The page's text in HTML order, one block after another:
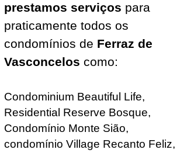
prestamos serviços para
praticamente todos os
condomínios de Ferraz de
Vasconcelos como:
Condominium Beautiful Life,
Residential Reserve Bosque,
Condomínio Monte Sião,
condomínio Village Recanto Feliz,